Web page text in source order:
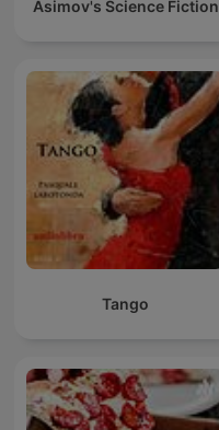
Asimov's Science Fiction
Tango